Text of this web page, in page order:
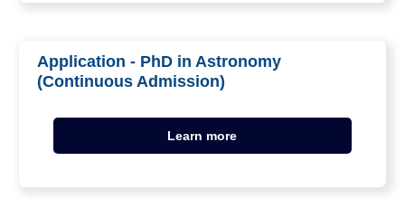
Application - PhD in Astronomy
(Continuous Admission)
Learn more